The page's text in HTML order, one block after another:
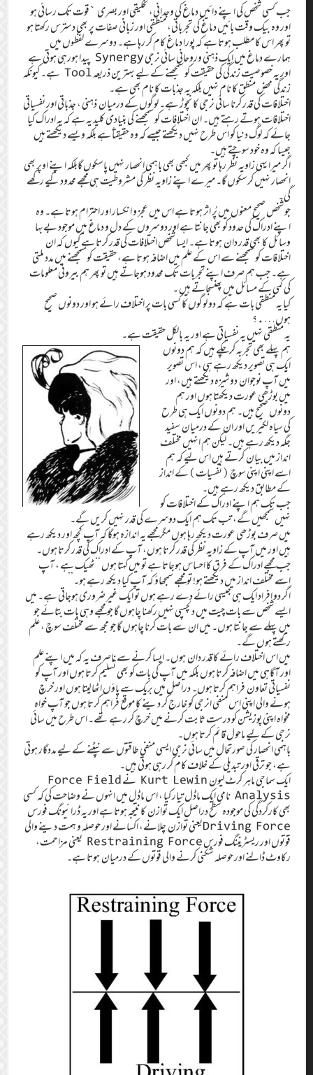
جب کسی شخص کی اپنے دائیں دماغ کی وجدانی، تخلیقی اور بصری `قوت تک رسائی ہو
اور وہ بیک وقت بائیں دماغ کی تجرباتی، منطقی اور زبانی صفات پر بھی دسترس رکھتا ہو
تو پھر اس کا مطلب ہوتا ہے کہ پورا دماغ کام کر رہا ہے۔ دوسرے لفظوں میں
ہمارے دماغ میں ایک ذہنی وروحانی سائی نرجی Synergy پیدا ہورہی ہوتی ہے
اور یہ خصوصیت زندگی کی حقیقت کو سمجھنے کے لیے بہترین ذریعہ Tool ہے۔ کیونکہ
زندگی محض منطق کا نام نہیں بلکہ یہ جذبات کا نام بھی ہے۔
اختلافات کی قدر کرنا سائی نرجی کا نچوڑ ہے۔ لوگوں کے درمیان ذہنی ، جذباتی اور نفسیاتی
اختلافات ہوتے رہتے ہیں۔ ان اختلافات کو سمجھنے کی بنیادی کلید یہ ہے کہ یہ ادراک کیا
جائے کہ لوگ دنیا کو اس طرح نہیں دیکھتے جیسے کہ وہ حقیقتاً ہے بلکہ ویسے دیکھتے ہیں
جیسا کہ وہ خود سوچتے ہیں۔
اگر میرا یہی زاویہ نظر رہا تو پھر میں کبھی بھی باہمی انحصار نہیں پاسکوں گابلکہ اپنے اوپر بھی
انحصار نہیں کرسکوں گا۔ میرے اپنے زاویہ نظر کی مشروطیت ہی مجھے محدود کیے رکھے
گی۔
جو شخص صحیح معنوں میں پُر اثر ہوتا ہے اس میں عجز و انکسار اور احترام ہوتا ہے۔ وہ
اپنے ادراک کی حدود کو بھی جانتا ہے اور دوسروں کے دل و دماغ میں موجود بےبہا
وسائل کا بھی قدر دان ہوتا ہے۔ ایسا شخص اختلافات کی قدر کرتا ہے کیوں کہ ان
اختلافات کو سمجھنے سے اس کے علم میں اضافہ ہوتا ہے، حقیقت کو سمجھنے میں مدد ملتی
ہے۔ جب ہم صرف اپنے تجربات تک محدود ہوجاتے ہیں تو پھر ہم بیرونی معلومات
کی کمی کے مسائل میں پھنسجاتے ہیں ۔
کیا یہ منطقی بات ہے کہ دو لوگوں کا کسی بات پر اختلاف رائے ہو اور دونوں صحیح
ہوں….؟
یہ منطقی نہیں یہ نفسیاتی ہے اور یہ بالکل حقیقت ہے۔
ہم پہلے بھی تجربہ کرچکے ہیں کہ ہم دونوں
ایک ہی تصویر دیکھ رہے ہی ، اس تصویر
میں آپ نوجوان دوشیزہ دیکھتے ہیں، اور
میں بوڑھی عورت دیکھتا ہوں اور ہم
دونوں صحیح ہیں۔ ہم دونوں ایک ہی طرح
کی سیاہ لکیریں اور ان کے درمیان سفید
جگہ دیکھ رہے ہیں۔ لیکن ہم انہیں مختلف
انداز میں بیان کرتے ہیں اس لیے کہ ہم
اسے اپنی اپنی سوچ (نفسیات)کے انداز
کے مطابق دیکھ رہے ہیں۔
جب تک ہم اپنے ادراک کے اختلافات کو
نہیں سمجھیں گے، تب تک ہم ایک دوسرے کی قدر نہیں کریں گے۔
میں صرف بوڑھی عورت دیکھ رہا ہوں مگر مجھے یہ اندازہ ہوگا کہ آپ کچھ اور دیکھ رہے
ہیں اور میں آپ کے زاویہ نظر کی قدر کرتا ہوں، آپ کے ادراک کی قدر کرتا ہوں۔
جب مجھے ادراک کے فرق کا احساس ہوجاتا ہے تو میں کہتا ہوں ‘‘ٹھیک ہے ، آپ
اسے مختلف انداز میں دیکھتے ہو! تو مجھے سمجھاؤ کہ آپ کیا دیکھ رہے ہو۔’’
اگر دو افراد ایک ہی جیسی رائے دے رہے ہوں تو ایک غیر ضروری ہوجاتی ہے۔ میں
ایسے شخص سے بات چیت میں دلچسپی نہیں رکھنا چاہوں گا جو مجھے وہی بات بتائے جو
میں پہلے سے جانتا ہوں۔ میں ان سے بات کرنا چاہوں گا جو مجھ سے مختلف سوچ ، علم
رکھتے ہوں گے۔
میں اس اختلاف رائے کا قدر دان ہوں۔ ایسا کرنے سے ناصرف یہ کہ میں اپنے علم
اور آگاہی میں اضافہ کرتا ہوں بلکہ میں آپ کی بات کو بھی تسلیم کرتا ہوں اور آپ کو
نفسیاتی تعاون فراہم کرتا ہوں۔ دراصل میں بریک سے پاؤں اٹھالیتا ہوں اور خرچ
ہونے والی اپنی اس منفی انرجی کو خارج کر دینے کا موقع فراہم کرتا ہوں جو آپ خواہ
مخواہ اپنی پوزیشن کو درست ثابت کرنے میں خرچ کر رہے تھے۔ اس طرح میں سائی
نرجی کے لیے ماحول قائم کرتا ہوں۔
باہمی انحصار کی صورتحال میں سائی نرجی ایسی منفی طاقتوں سے نپٹنے کے لیے مددگار ہوتی
ہے، جو ترقی اور تبدیلی کے خلاف کام کر رہی ہوتی ہیں۔
ایک سماجی ماہر کرٹ لیون Kurt Lewin نے Force Field
Analysis نامی ایک ماڈل تیار کیا ، اس ماڈل میں انہوں نے وضاحت کی کہ کسی
بھی کارکردگی کی موجودہ سطح دراصل ایک توازن کا نتیجہ ہوتا ہے اور یہ ڈرائیونگ فورس
Driving Forceیعنی توازن چلانے، اکسانے اور حوصلہ و ہمت دینے والی
قوتوں اور ریسٹریننگ فورس Restraining Force یعنی مزاحمت،
رکاوٹ ڈالنے اور حوصلہ شکنی کرنے والی قوتوں کے درمیان ہوتا ہے۔